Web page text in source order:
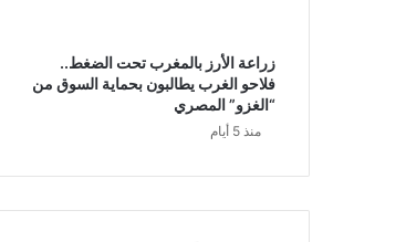
زراعة الأرز بالمغرب تحت الضغط..
فلاحو الغرب يطالبون بحماية السوق من
“الغزو” المصري
منذ 5 أيام